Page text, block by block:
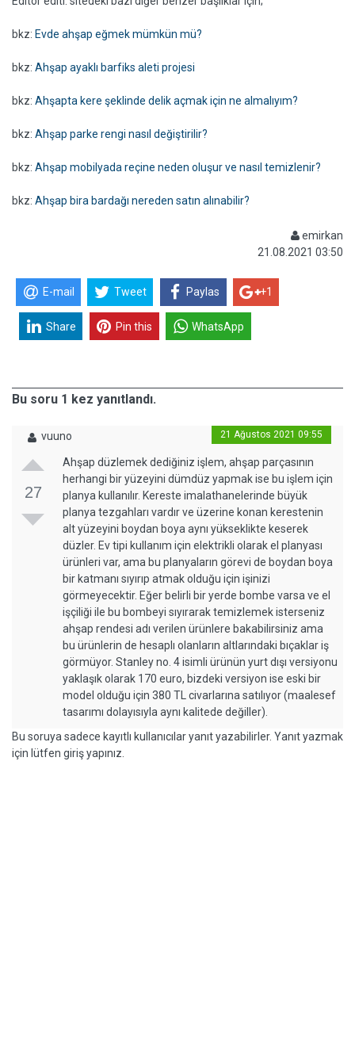
bkz: Evde ahşap eğmek mümkün mü?
bkz: Ahşap ayaklı barfiks aleti projesi
bkz: Ahşapta kere şeklinde delik açmak için ne almalıyım?
bkz: Ahşap parke rengi nasıl değiştirilir?
bkz: Ahşap mobilyada reçine neden oluşur ve nasıl temizlenir?
bkz: Ahşap bira bardağı nereden satın alınabilir?
emirkan
21.08.2021 03:50
E-mail Tweet Paylas +1
Share Pin this WhatsApp
Bu soru 1 kez yanıtlandı.
vuuno 21 Ağustos 2021 09:55
27
Ahşap düzlemek dediğiniz işlem, ahşap parçasının
herhangi bir yüzeyini dümdüz yapmak ise bu işlem için
planya kullanılır. Kereste imalathanelerinde büyük
planya tezgahları vardır ve üzerine konan kerestenin
alt yüzeyini boydan boya aynı yükseklikte keserek
düzler. Ev tipi kullanım için elektrikli olarak el planyası
ürünleri var, ama bu planyaların görevi de boydan boya
bir katmanı sıyırıp atmak olduğu için işinizi
görmeyecektir. Eğer belirli bir yerde bombe varsa ve el
işçiliği ile bu bombeyi sıyırarak temizlemek isterseniz
ahşap rendesi adı verilen ürünlere bakabilirsiniz ama
bu ürünlerin de hesaplı olanların altlarındaki bıçaklar iş
görmüyor. Stanley no. 4 isimli ürünün yurt dışı versiyonu
yaklaşık olarak 170 euro, bizdeki versiyon ise eski bir
model olduğu için 380 TL civarlarına satılıyor (maalesef
tasarımı dolayısıyla aynı kalitede değiller).
Bu soruya sadece kayıtlı kullanıcılar yanıt yazabilirler. Yanıt yazmak
için lütfen giriş yapınız.